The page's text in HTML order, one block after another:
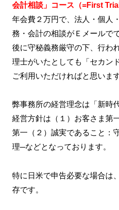
会計相談」コース（=First Trial
年会費２万円で、法人・個人
務・会計の相談がＥメールで
後に守秘義務厳守の下、行わ
理士がいたとしても「セカン
ご利用いただければと思います
弊事務所の経営理念は「新時
経営方針は（１）お客さま第
第一（２）誠実であること：
理─などとなっております。
特に日米で申告必要な場合は
存です。